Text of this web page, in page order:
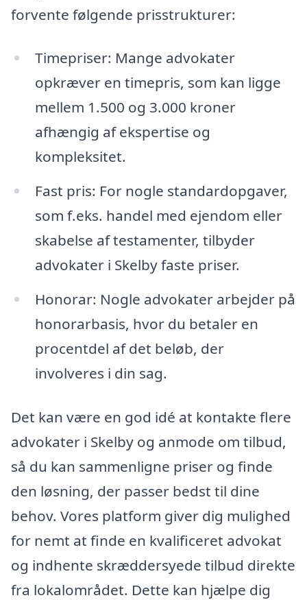
forvente følgende prisstrukturer:
Timepriser: Mange advokater
opkræver en timepris, som kan ligge
mellem 1.500 og 3.000 kroner
afhængig af ekspertise og
kompleksitet.
Fast pris: For nogle standardopgaver,
som f.eks. handel med ejendom eller
skabelse af testamenter, tilbyder
advokater i Skelby faste priser.
Honorar: Nogle advokater arbejder på
honorarbasis, hvor du betaler en
procentdel af det beløb, der
involveres i din sag.
Det kan være en god idé at kontakte flere
advokater i Skelby og anmode om tilbud,
så du kan sammenligne priser og finde
den løsning, der passer bedst til dine
behov. Vores platform giver dig mulighed
for nemt at finde en kvalificeret advokat
og indhente skræddersyede tilbud direkte
fra lokalområdet. Dette kan hjælpe dig